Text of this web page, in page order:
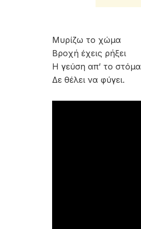
Μυρίζω το χώμα
Βροχή έχεις ρήξει
Η γεύση απ’ το στόμα
Δε θέλει να φύγει.